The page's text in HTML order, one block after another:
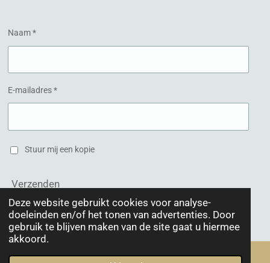
Deze website gebruikt cookies voor analyse-
doeleinden en/of het tonen van advertenties. Door
gebruik te blijven maken van de site gaat u hiermee
akkoord.
Naam *
E-mailadres *
Stuur mij een kopie
Verzenden
© 2020 Schoonheidsinstituut Het Hogeland